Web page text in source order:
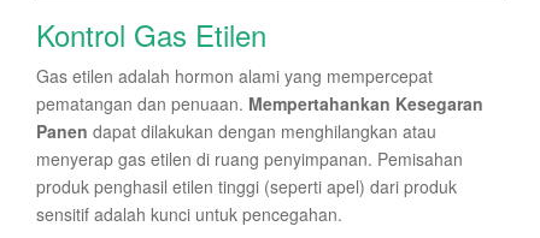
Kontrol Gas Etilen
Gas etilen adalah hormon alami yang mempercepat
pematangan dan penuaan. Mempertahankan Kesegaran
Panen dapat dilakukan dengan menghilangkan atau
menyerap gas etilen di ruang penyimpanan. Pemisahan
produk penghasil etilen tinggi (seperti apel) dari produk
sensitif adalah kunci untuk pencegahan.